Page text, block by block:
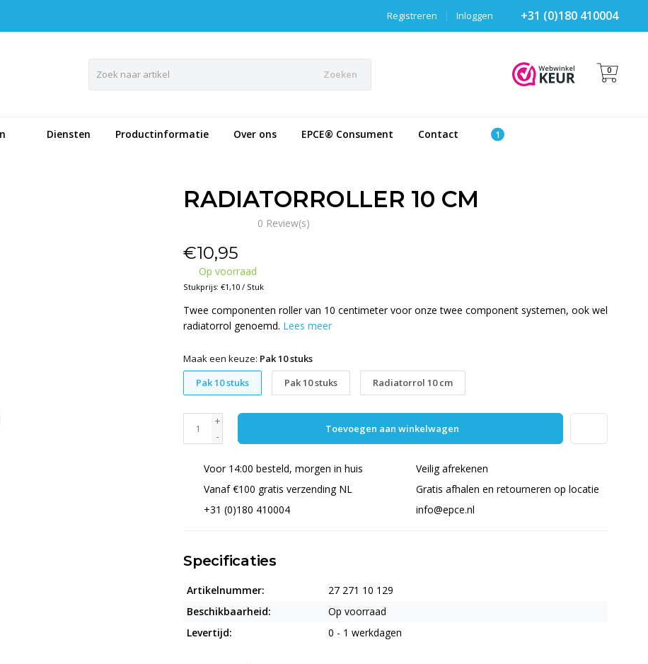
+31 (0)180 410004
Inloggen
|
Registreren
Zoeken 0
Diensten Productinformatie Over ons EPCE® Consument Contact
RADIATORROLLER 10 CM
0 Review(s)
€10,95
Op voorraad
Stukprijs: €1,10 / Stuk
Twee componenten roller van 10 centimeter voor onze twee component systemen, ook wel
radiatorrol genoemd. Lees meer
Maak een keuze: Pak 10 stuks
Pak 10 stuks
Pak 10 stuks Radiatorrol 10 cm
+
-
Toevoegen aan winkelwagen
Voor 14:00 besteld, morgen in huis
Veilig afrekenen
Vanaf €100 gratis verzending NL
Gratis afhalen en retourneren op locatie
+31 (0)180 410004
info@epce.nl
Specificaties
Artikelnummer:
27 271 10 129
Beschikbaarheid:
Op voorraad
Levertijd:
0 - 1 werkdagen